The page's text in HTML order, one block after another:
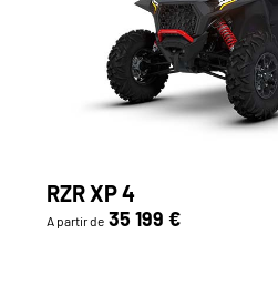
RZR XP 4
A partir de 35 199 €